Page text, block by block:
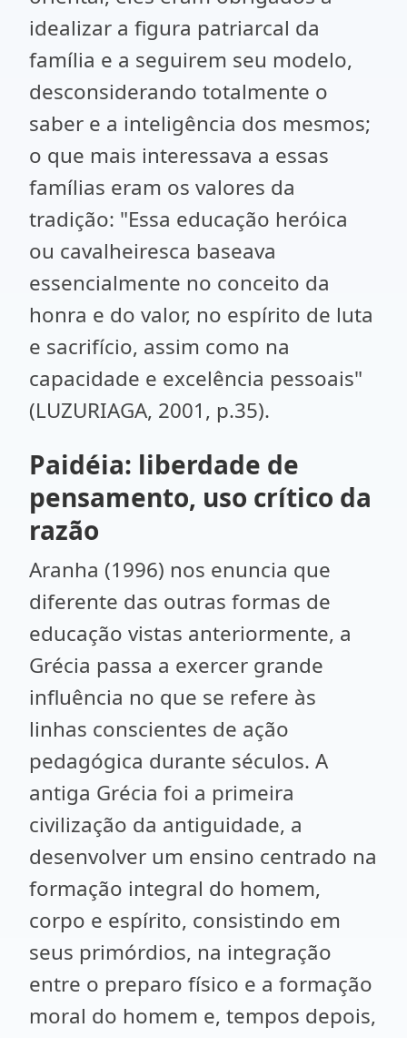
idealizar a figura patriarcal da
família e a seguirem seu modelo,
desconsiderando totalmente o
saber e a inteligência dos mesmos;
o que mais interessava a essas
famílias eram os valores da
tradição: "Essa educação heróica
ou cavalheiresca baseava
essencialmente no conceito da
honra e do valor, no espírito de luta
e sacrifício, assim como na
capacidade e excelência pessoais"
(LUZURIAGA, 2001, p.35).
Paidéia: liberdade de
pensamento, uso crítico da
razão
Aranha (1996) nos enuncia que
diferente das outras formas de
educação vistas anteriormente, a
Grécia passa a exercer grande
influência no que se refere às
linhas conscientes de ação
pedagógica durante séculos. A
antiga Grécia foi a primeira
civilização da antiguidade, a
desenvolver um ensino centrado na
formação integral do homem,
corpo e espírito, consistindo em
seus primórdios, na integração
entre o preparo físico e a formação
moral do homem e, tempos depois,